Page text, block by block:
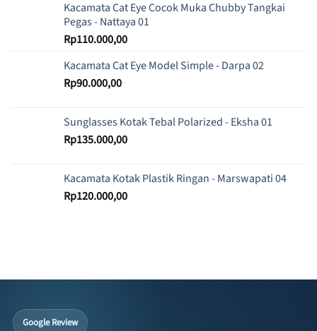
Kacamata Cat Eye Cocok Muka Chubby Tangkai
Pegas - Nattaya 01
Rp110.000,00
Kacamata Cat Eye Model Simple - Darpa 02
Rp90.000,00
Sunglasses Kotak Tebal Polarized - Eksha 01
Rp135.000,00
Kacamata Kotak Plastik Ringan - Marswapati 04
Rp120.000,00
Google Review